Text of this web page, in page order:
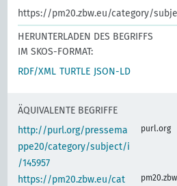
https://pm20.zbw.eu/category/
HERUNTERLADEN DES BEGRIFFS
IM SKOS-FORMAT:
RDF/XML TURTLE JSON-LD
ÄQUIVALENTE BEGRIFFE
http://purl.org/pressema
ppe20/category/subject/i
/145957
purl.org
https://pm20.zbw.eu/cat